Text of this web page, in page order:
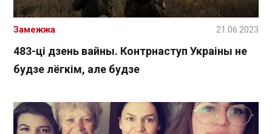
483-ці дзень вайны. Контрнаступ Украіны не
будзе лёгкім, але будзе
Замежжа 21.06.2023